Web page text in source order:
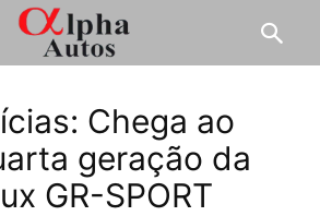
Chega ao
geração da
GR-SPORT